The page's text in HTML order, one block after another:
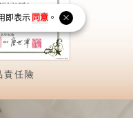
即表示 同意 。